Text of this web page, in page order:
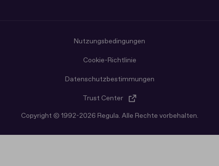
Nutzungs­bedingungen
Cookie-Richtlinie
Datenschutz­bestimmungen
Trust Center
Copyright © 1992-2026 Regula. Alle Rechte vorbehalten.